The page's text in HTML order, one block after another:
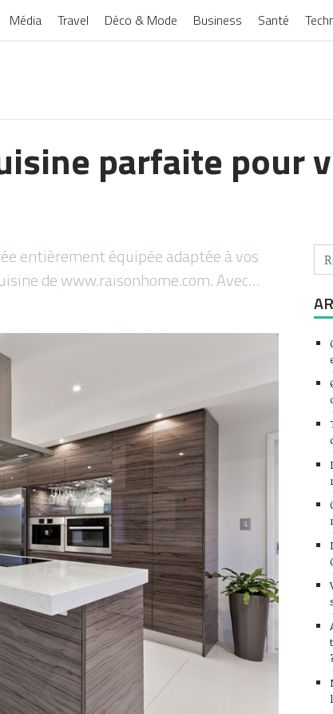
Média Travel Déco & Mode Business Santé
parfaite pour
entièrement équipée adaptée à vos
de www.raisonhome.com. Avec…